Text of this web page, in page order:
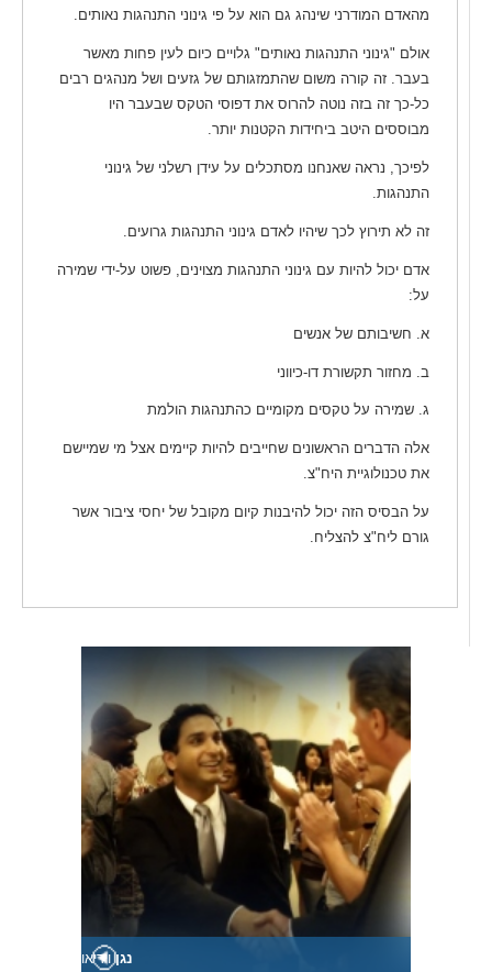
נגן וידיאו
מהאדם המודרני שינהג גם הוא על פי גינוני התנהגות נאותים.
אולם "גינוני התנהגות נאותים" גלויים כיום לעין פחות מאשר
בעבר. זה קורה משום שהתמזגותם של גזעים ושל מנהגים רבים
כל-כך זה בזה נוטה להרוס את דפוסי הטקס שבעבר היו
מבוססים היטב ביחידות הקטנות יותר.
לפיכך, נראה שאנחנו מסתכלים על עידן רשלני של גינוני
התנהגות.
זה לא תירוץ לכך שיהיו לאדם גינוני התנהגות גרועים.
אדם יכול להיות עם גינוני התנהגות מצוינים, פשוט על-ידי שמירה
על:
א. חשיבותם של אנשים
ב. מחזור תקשורת דו-כיווני
ג. שמירה על טקסים מקומיים כהתנהגות הולמת
אלה הדברים הראשונים שחייבים להיות קיימים אצל מי שמיישם
את טכנולוגיית היח"צ.
על הבסיס הזה יכול להיבנות קיום מקובל של יחסי ציבור אשר
גורם ליח"צ להצליח.